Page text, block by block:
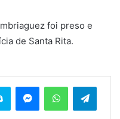
foi preso e
de Santa Rita.